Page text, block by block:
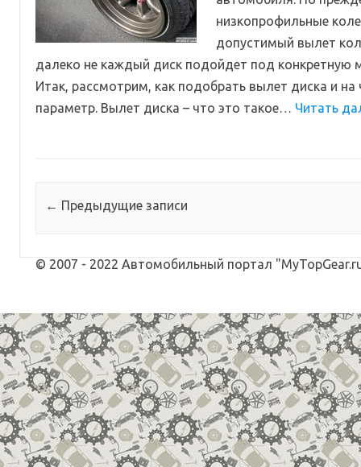
низкопрофильные
допустимый вылет
далеко не каждый диск подойдет под конкретную
Итак, рассмотрим, как подобрать вылет диска и на
параметр. Вылет диска – что это такое… Читать
Навигация по записям
← Предыдущие записи
© 2007 - 2022 Автомобильный портал